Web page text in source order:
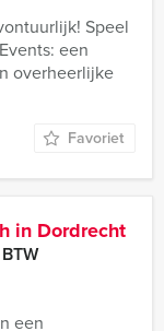
Speel
een
overheerlijke
Favoriet
in Dordrecht
een